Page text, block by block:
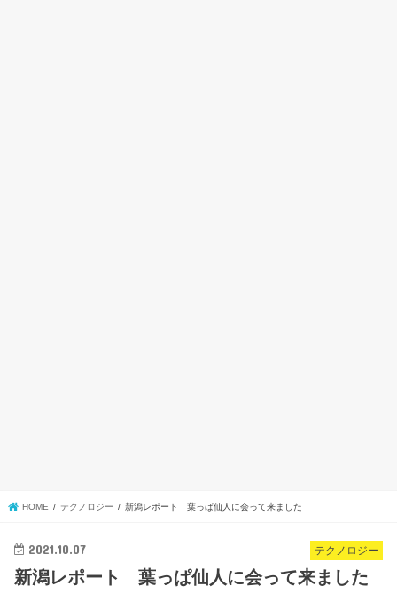
HOME テクノロジー 新潟レポート 葉っぱ仙人に会って来ました
テクノロジー
2021.10.07
新潟レポート 葉っぱ仙人に会って来ました